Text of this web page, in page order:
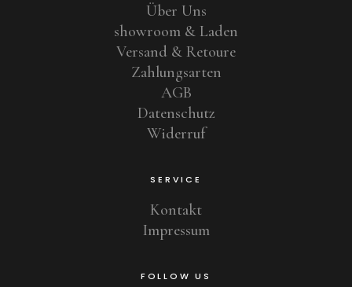
Über Uns
showroom & Laden
Versand & Retoure
Zahlungsarten
AGB
Datenschutz
Widerruf
SERVICE
Kontakt
Impressum
FOLLOW US